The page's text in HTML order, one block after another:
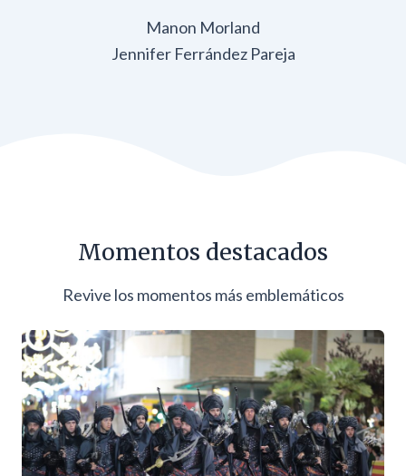
Manon Morland
Jennifer Ferrández Pareja
Momentos destacados
Revive los momentos más emblemáticos